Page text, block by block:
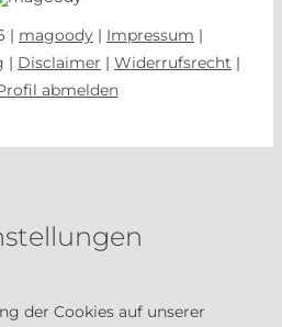
| magoody | Impressum |
| Disclaimer | Widerrufsrecht |
abmelden
der Cookies auf unserer